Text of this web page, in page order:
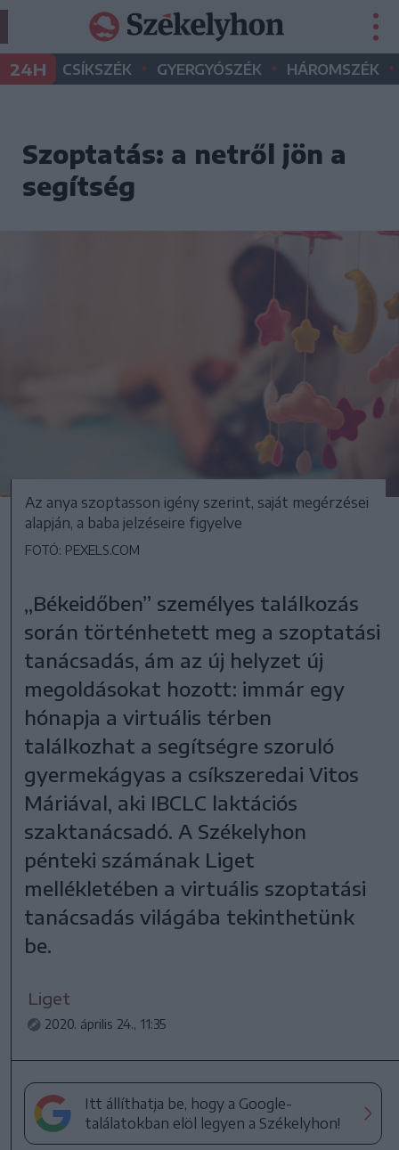
24H CSÍKSZÉK • GYERGYÓSZÉK • HÁROMSZÉK •
Szoptatás: a netről jön a
segítség
Az anya szoptasson igény szerint, saját megérzései
alapján, a baba jelzéseire figyelve
FOTÓ: PEXELS.COM
„Békeidőben” személyes találkozás
során történhetett meg a szoptatási
tanácsadás, ám az új helyzet új
megoldásokat hozott: immár egy
hónapja a virtuális térben
találkozhat a segítségre szoruló
gyermekágyas a csíkszeredai Vitos
Máriával, aki IBCLC laktációs
szaktanácsadó. A Székelyhon
pénteki számának Liget
mellékletében a virtuális szoptatási
tanácsadás világába tekinthetünk
be.
Liget
2020. április 24., 11:35
Itt állíthatja be, hogy a Google-
találatokban elöl legyen a Székelyhon!